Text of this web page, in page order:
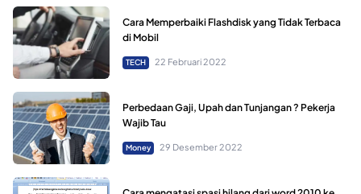
Cara Memperbaiki Flashdisk yang Tidak Terbaca
di Mobil
TECH 22 Februari 2022
Perbedaan Gaji, Upah dan Tunjangan ? Pekerja
Wajib Tau
Money 29 Desember 2022